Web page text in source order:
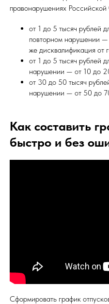
правонарушениях
от 1 до 5 тысяч рублей
повторном нарушении
же дисквалификация от
от 1 до 5 тысяч рублей
нарушении — от 10 до
от 30 до 50 тысяч
нарушении — от 50 до
Как составить
быстро и без
Сформировать график